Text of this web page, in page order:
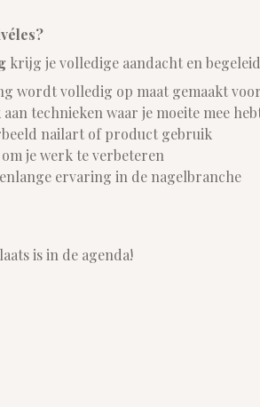
krijg je volledige aandacht en
wordt volledig op maat gemaakt
technieken waar je moeite mee
nailart of product gebruik
je werk te verbeteren
ervaring in de nagelbranche
is in de agenda!